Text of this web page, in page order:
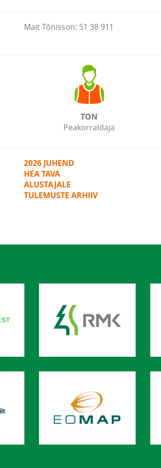
Mait Tõnisson: 51 38 911
TON
Peakorraldaja
2026 JUHEND
HEA TAVA
ALUSTAJALE
TULEMUSTE ARHIIV